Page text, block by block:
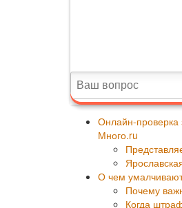
Онлайн-проверка
Много.ru
О чем
Почему
Когда